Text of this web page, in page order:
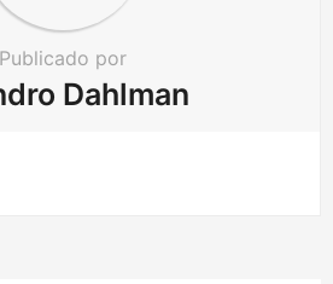
Publicado por
Dahlman